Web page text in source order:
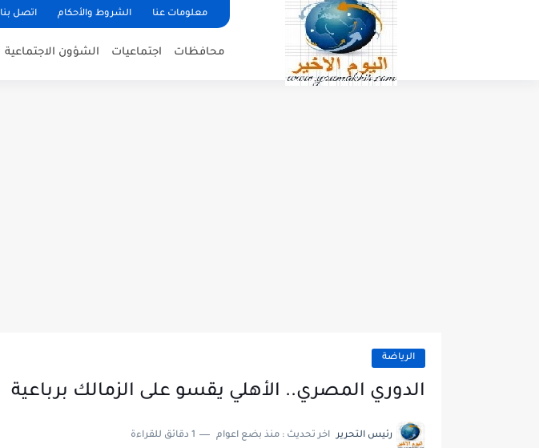
معلومات عنا الشروط والأحكام اتصل بنا
محافظات اجتماعيات الشؤون الاجتماعية
الرياضة
الدوري المصري.. الأهلي يقسو على الزمالك برباعية
رئيس التحرير اخر تحديث : منذ بضع اعوام 1 دقائق للقراءة